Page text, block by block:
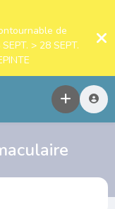
de
> 28 SEPT.